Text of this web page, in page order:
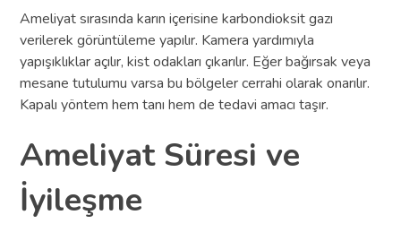
Ameliyat sırasında karın içerisine karbondioksit gazı
verilerek görüntüleme yapılır. Kamera yardımıyla
yapışıklıklar açılır, kist odakları çıkarılır. Eğer bağırsak veya
mesane tutulumu varsa bu bölgeler cerrahi olarak onarılır.
Kapalı yöntem hem tanı hem de tedavi amacı taşır.
Ameliyat Süresi ve
İyileşme